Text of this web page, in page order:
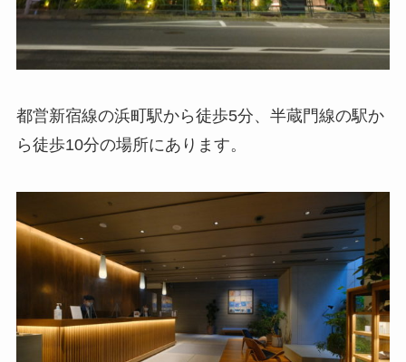
都営新宿線の浜町駅から徒歩5分、半蔵門線の駅か
ら徒歩10分の場所にあります。